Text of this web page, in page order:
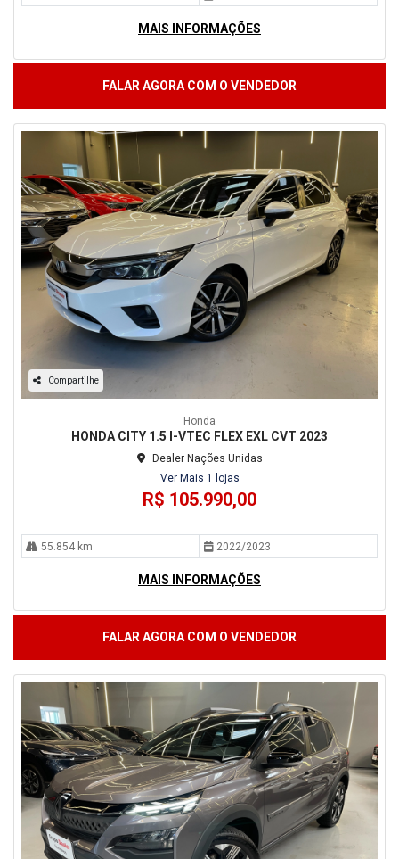
MAIS INFORMAÇÕES
FALAR AGORA COM O VENDEDOR
Compartilhe
Honda
HONDA CITY 1.5 I-VTEC FLEX EXL CVT 2023
Dealer Nações Unidas
Ver Mais 1 lojas
R$ 105.990,00
55.854 km 2022/2023
MAIS INFORMAÇÕES
FALAR AGORA COM O VENDEDOR